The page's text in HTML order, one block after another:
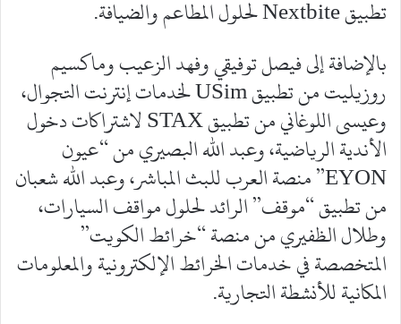
تطبيق Nextbite لحلول المطاعم والضيافة.
بالإضافة إلى فيصل توفيقي وفهد الزعيب وماكسيم
روزيليت من تطبيق USim لخدمات إنترنت التجوال،
وعيسى اللوغاني من تطبيق STAX لاشتراكات دخول
الأندية الرياضية، وعبد الله البصيري من “عيون
EYON” منصة العرب للبث المباشر، وعبد الله شعبان
من تطبيق “موقف” الرائد لحلول مواقف السيارات،
وطلال الظفيري من منصة “خرائط الكويت”
المتخصصة في خدمات الخرائط الإلكترونية والمعلومات
المكانية للأنشطة التجارية.